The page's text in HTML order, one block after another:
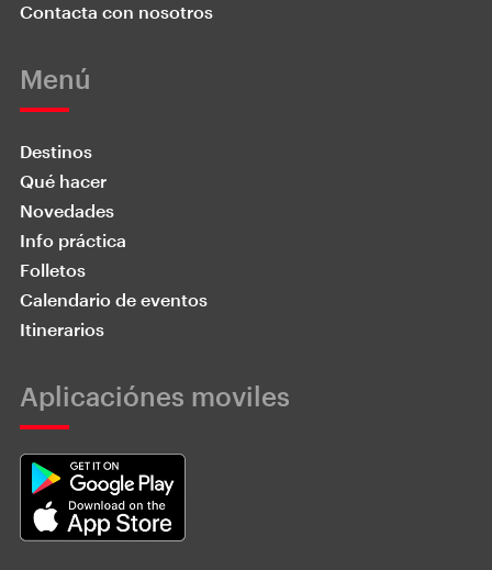
Contacta con nosotros
Menú
Destinos
Qué hacer
Novedades
Info práctica
Folletos
Calendario de eventos
Itinerarios
Aplicaciónes moviles